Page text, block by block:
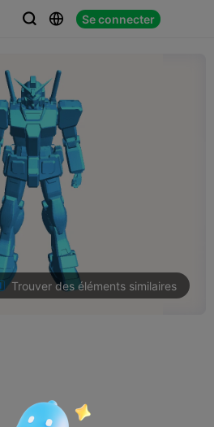
  Se connecter
Trouver des éléments similaires